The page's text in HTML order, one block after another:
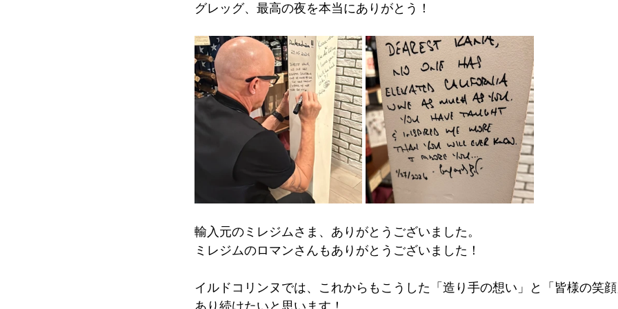
グレッグ、最高の夜を本当にありがとう！
輸入元のミレジムさま、ありがとうございました。
ミレジムのロマンさんもありがとうございました！
イルドコリンヌでは、これからもこうした「造り手の想い」と「皆様の笑